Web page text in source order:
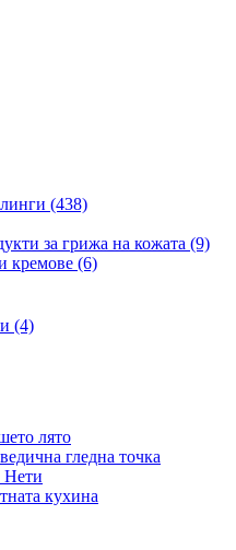
(438)
за грижа на кожата (9)
кремове (6)
(4)
лято
гледна точка
Нети
кухина